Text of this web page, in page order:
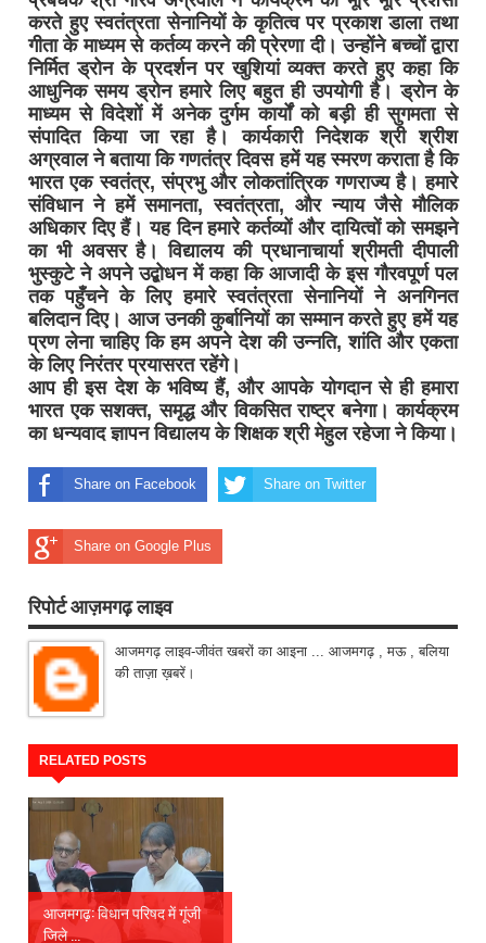
करते हुए स्वतंत्रता सेनानियों के कृतित्व पर प्रकाश डाला तथा
गीता के माध्यम से कर्तव्य करने की प्रेरणा दी। उन्होंने बच्चों द्वारा
निर्मित ड्रोन के प्रदर्शन पर खुशियां व्यक्त करते हुए कहा कि
आधुनिक समय ड्रोन हमारे लिए बहुत ही उपयोगी है। ड्रोन के
माध्यम से विदेशों में अनेक दुर्गम कार्यों को बड़ी ही सुगमता से
संपादित किया जा रहा है। कार्यकारी निदेशक श्री श्रीश
अग्रवाल ने बताया कि गणतंत्र दिवस हमें यह स्मरण कराता है कि
भारत एक स्वतंत्र, संप्रभु और लोकतांत्रिक गणराज्य है। हमारे
संविधान ने हमें समानता, स्वतंत्रता, और न्याय जैसे मौलिक
अधिकार दिए हैं। यह दिन हमारे कर्तव्यों और दायित्वों को समझने
का भी अवसर है। विद्यालय की प्रधानाचार्या श्रीमती दीपाली
भुस्कुटे ने अपने उद्बोधन में कहा कि आजादी के इस गौरवपूर्ण पल
तक पहुँचने के लिए हमारे स्वतंत्रता सेनानियों ने अनगिनत
बलिदान दिए। आज उनकी कुर्बानियों का सम्मान करते हुए हमें यह
प्रण लेना चाहिए कि हम अपने देश की उन्नति, शांति और एकता
के लिए निरंतर प्रयासरत रहेंगे।
आप ही इस देश के भविष्य हैं, और आपके योगदान से ही हमारा
भारत एक सशक्त, समृद्ध और विकसित राष्ट्र बनेगा। कार्यक्रम
का धन्यवाद ज्ञापन विद्यालय के शिक्षक श्री मेहुल रहेजा ने किया।
Share on Facebook Share on Twitter
Share on Google Plus
रिपोर्ट आज़मगढ़ लाइव
आजमगढ़ लाइव-जीवंत खबरों का आइना ... आजमगढ़ , मऊ , बलिया
की ताज़ा ख़बरें।
RELATED POSTS
आजमगढ़: विधान परिषद में गूंजी
जिले ...